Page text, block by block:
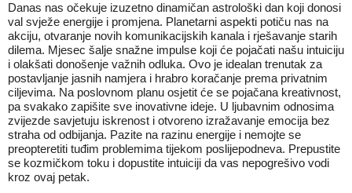
Danas nas očekuje izuzetno dinamičan astrološki dan koji donosi
val svježe energije i promjena. Planetarni aspekti potiču nas na
akciju, otvaranje novih komunikacijskih kanala i rješavanje starih
dilema. Mjesec šalje snažne impulse koji će pojačati našu intuiciju
i olakšati donošenje važnih odluka. Ovo je idealan trenutak za
postavljanje jasnih namjera i hrabro koračanje prema privatnim
ciljevima. Na poslovnom planu osjetit će se pojačana kreativnost,
pa svakako zapišite sve inovativne ideje. U ljubavnim odnosima
zvijezde savjetuju iskrenost i otvoreno izražavanje emocija bez
straha od odbijanja. Pazite na razinu energije i nemojte se
preopteretiti tuđim problemima tijekom poslijepodneva. Prepustite
se kozmičkom toku i dopustite intuiciji da vas nepogrešivo vodi
kroz ovaj petak.